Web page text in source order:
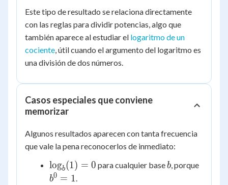
Este tipo de resultado se relaciona directamente
con las reglas para dividir potencias, algo que
también aparece al estudiar el logaritmo de un
cociente, útil cuando el argumento del logaritmo es
una división de dos números.
Casos especiales que conviene
memorizar
Algunos resultados aparecen con tanta frecuencia
que vale la pena reconocerlos de inmediato:
\log_b(1)
= 0
logb(1) = 0 para cualquier baseb
b, porque
b0 = 1.